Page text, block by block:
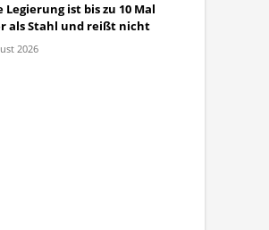
Legierung ist bis zu 10 Mal
als Stahl und reißt nicht
2026